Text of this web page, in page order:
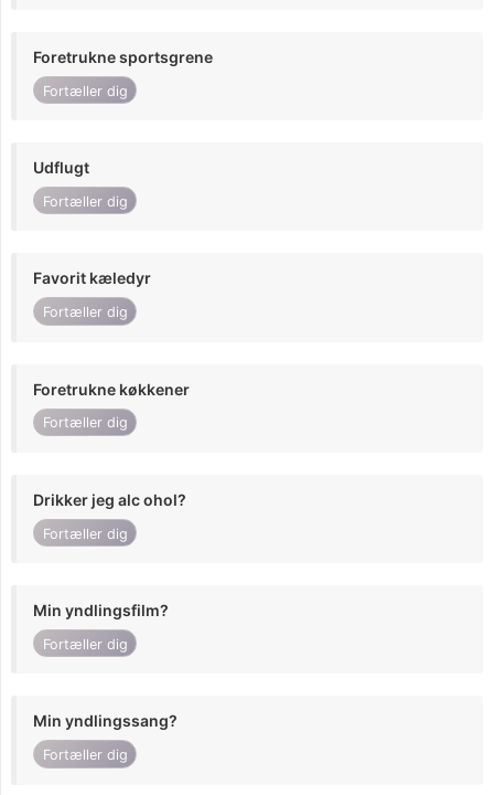
Foretrukne sportsgrene
Fortæller dig
Udflugt
Fortæller dig
Favorit kæledyr
Fortæller dig
Foretrukne køkkener
Fortæller dig
Drikker jeg alc ohol?
Fortæller dig
Min yndlingsfilm?
Fortæller dig
Min yndlingssang?
Fortæller dig